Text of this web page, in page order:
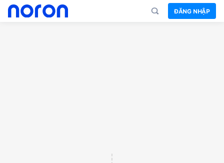
ĐĂNG NHẬP